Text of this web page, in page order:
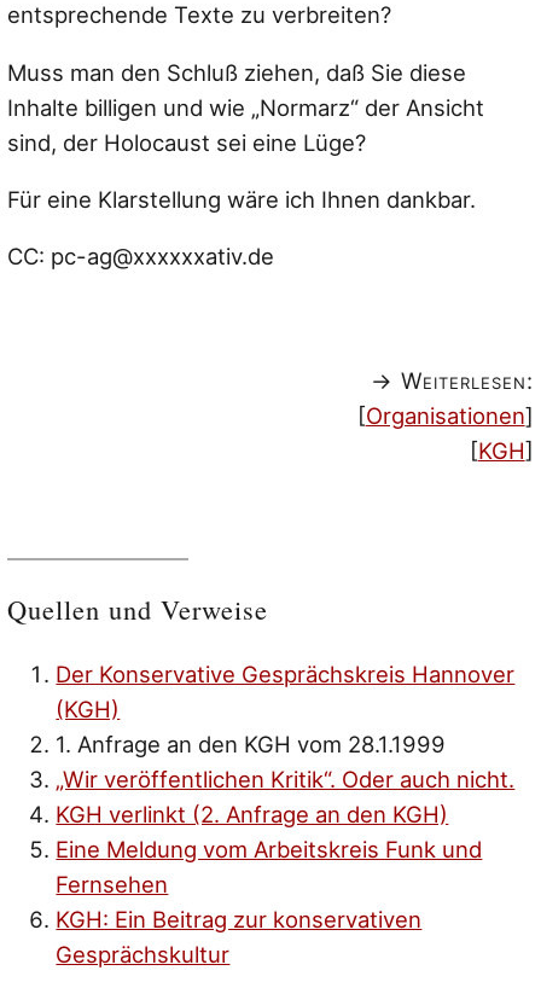
entsprechende Texte zu verbreiten?
Muss man den Schluß ziehen, daß Sie diese
Inhalte billigen und wie „Normarz“ der Ansicht
sind, der Holocaust sei eine Lüge?
Für eine Klarstellung wäre ich Ihnen dankbar.
CC: pc-ag@xxxxxxativ.de
→ Weiterlesen:
[Organisationen]
[KGH]
Quellen und Verweise
Der Konservative Gesprächskreis Hannover
(KGH)
1. Anfrage an den KGH vom 28.1.1999
„Wir veröffentlichen Kritik“. Oder auch nicht.
KGH verlinkt (2. Anfrage an den KGH)
Eine Meldung vom Arbeitskreis Funk und
Fernsehen
KGH: Ein Beitrag zur konservativen
Gesprächskultur